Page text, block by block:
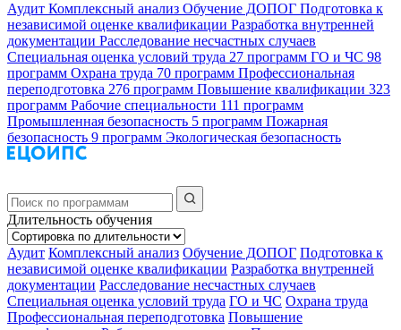
Аудит Комплексный анализ Обучение ДОПОГ Подготовка к
независимой оценке квалификации Разработка внутренней
документации Расследование несчастных случаев
Специальная оценка условий труда 27 программ ГО и ЧС 98
программ Охрана труда 70 программ Профессиональная
переподготовка 276 программ Повышение квалификации 323
программ Рабочие специальности 111 программ
Промышленная безопасность 5 программ Пожарная
безопасность 9 программ Экологическая безопасность
Длительность обучения
Аудит Комплексный анализ Обучение ДОПОГ Подготовка к
независимой оценке квалификации Разработка внутренней
документации Расследование несчастных случаев
Специальная оценка условий труда ГО и ЧС Охрана труда
Профессиональная переподготовка Повышение